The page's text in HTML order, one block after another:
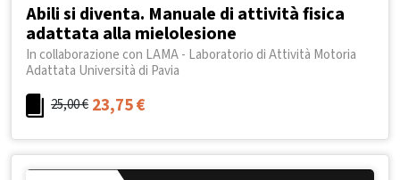
Abili si diventa. Manuale di attività fisica
adattata alla mielolesione
In collaborazione con LAMA - Laboratorio di Attività Motoria
Adattata Università di Pavia
25,00€ 23,75€